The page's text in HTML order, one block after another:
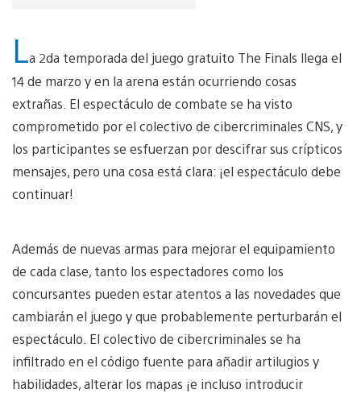
La 2da temporada del juego gratuito The Finals llega el
14 de marzo y en la arena están ocurriendo cosas
extrañas. El espectáculo de combate se ha visto
comprometido por el colectivo de cibercriminales CNS, y
los participantes se esfuerzan por descifrar sus crípticos
mensajes, pero una cosa está clara: ¡el espectáculo debe
continuar!
Además de nuevas armas para mejorar el equipamiento
de cada clase, tanto los espectadores como los
concursantes pueden estar atentos a las novedades que
cambiarán el juego y que probablemente perturbarán el
espectáculo. El colectivo de cibercriminales se ha
infiltrado en el código fuente para añadir artilugios y
habilidades, alterar los mapas ¡e incluso introducir